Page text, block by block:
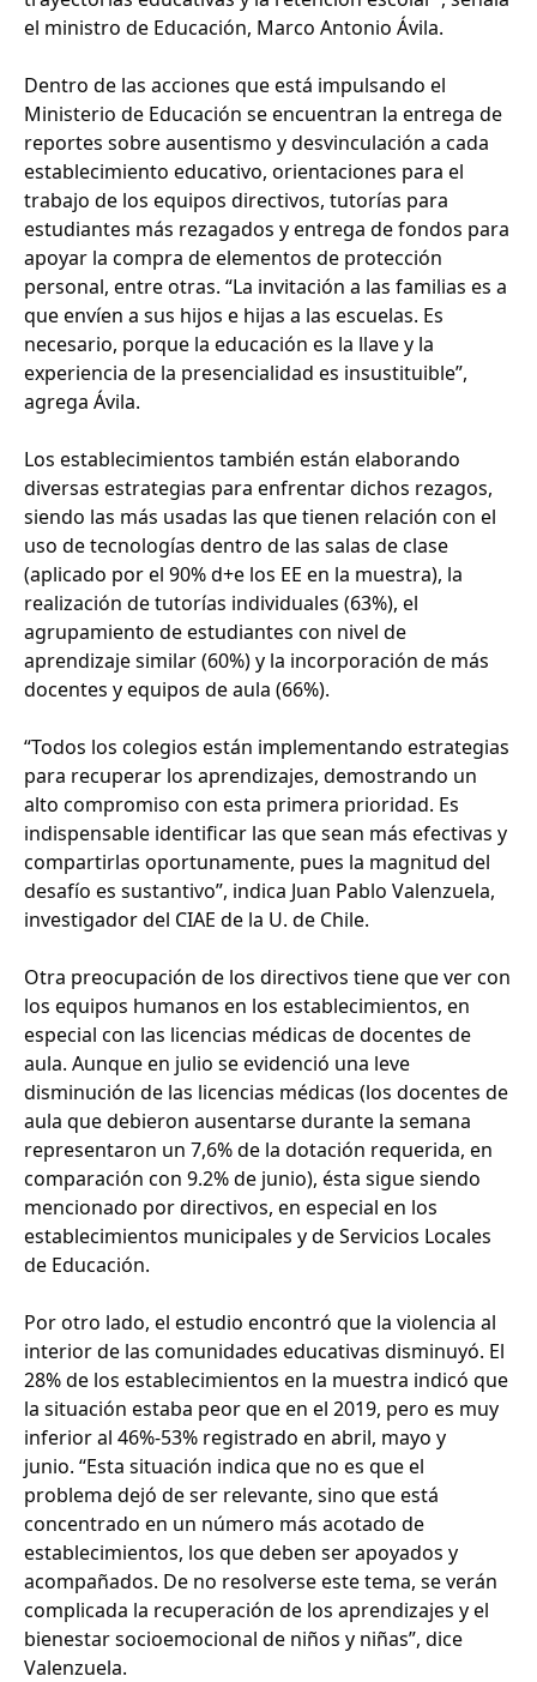
el ministro de Educación, Marco Antonio Ávila.
Dentro de las acciones que está impulsando el
Ministerio de Educación se encuentran la entrega de
reportes sobre ausentismo y desvinculación a cada
establecimiento educativo, orientaciones para el
trabajo de los equipos directivos, tutorías para
estudiantes más rezagados y entrega de fondos para
apoyar la compra de elementos de protección
personal, entre otras. “La invitación a las familias es a
que envíen a sus hijos e hijas a las escuelas. Es
necesario, porque la educación es la llave y la
experiencia de la presencialidad es insustituible”,
agrega Ávila.
Los establecimientos también están elaborando
diversas estrategias para enfrentar dichos rezagos,
siendo las más usadas las que tienen relación con el
uso de tecnologías dentro de las salas de clase
(aplicado por el 90% d+e los EE en la muestra), la
realización de tutorías individuales (63%), el
agrupamiento de estudiantes con nivel de
aprendizaje similar (60%) y la incorporación de más
docentes y equipos de aula (66%).
“Todos los colegios están implementando estrategias
para recuperar los aprendizajes, demostrando un
alto compromiso con esta primera prioridad. Es
indispensable identificar las que sean más efectivas y
compartirlas oportunamente, pues la magnitud del
desafío es sustantivo”, indica Juan Pablo Valenzuela,
investigador del CIAE de la U. de Chile.
Otra preocupación de los directivos tiene que ver con
los equipos humanos en los establecimientos, en
especial con las licencias médicas de docentes de
aula. Aunque en julio se evidenció una leve
disminución de las licencias médicas (los docentes de
aula que debieron ausentarse durante la semana
representaron un 7,6% de la dotación requerida, en
comparación con 9.2% de junio), ésta sigue siendo
mencionado por directivos, en especial en los
establecimientos municipales y de Servicios Locales
de Educación.
Por otro lado, el estudio encontró que la violencia al
interior de las comunidades educativas disminuyó. El
28% de los establecimientos en la muestra indicó que
la situación estaba peor que en el 2019, pero es muy
inferior al 46%-53% registrado en abril, mayo y
junio. “Esta situación indica que no es que el
problema dejó de ser relevante, sino que está
concentrado en un número más acotado de
establecimientos, los que deben ser apoyados y
acompañados. De no resolverse este tema, se verán
complicada la recuperación de los aprendizajes y el
bienestar socioemocional de niños y niñas”, dice
Valenzuela.